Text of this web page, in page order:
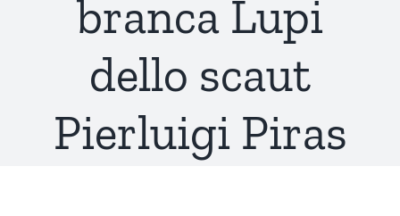
branca Lupi
dello scaut
Pierluigi Piras